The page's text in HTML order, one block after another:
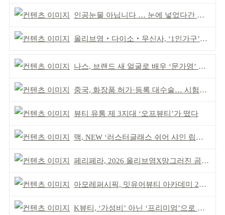
인공눈물 아닙니다 … 눈에 넣었다간 각막 손상
올리브영‧다이소‧무신사, ‘1인가구’가 이끈다
나스, 브랜드 새 얼굴로 배우 ‘문가영’ 발탁
중국, 화장품 허가·등록 대수술… 시험자료 공용 허용
뷰티 유통 제 3지대 ‘오프뷰티’가 떴다
맥, NEW ‘러스터글래스 쉬어 샤인 립스틱’ 출시
페리페라, 2026 올리브영X망그러진 곰 콜라보
아모레퍼시픽, 밋유어뷰티 아카데미 2기 발대식
K뷰티, ‘가성비’ 아닌 ‘프리미엄’으로 승부걸어야